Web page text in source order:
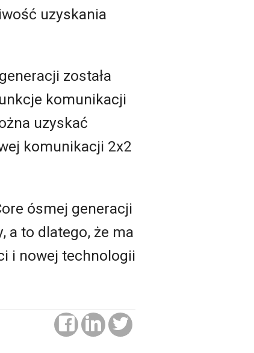
uzyskania
została
komunikacji
uzyskać
komunikacji 2x2
ósmej generacji
a to dlatego, że ma
i nowej technologii